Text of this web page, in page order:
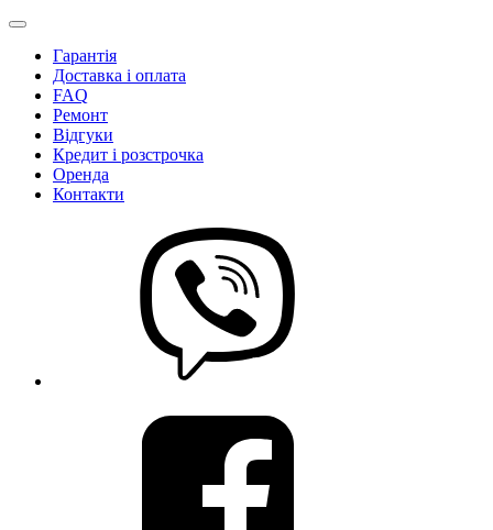
Гарантія
Доставка і оплата
FAQ
Ремонт
Відгуки
Кредит і розстрочка
Оренда
Контакти